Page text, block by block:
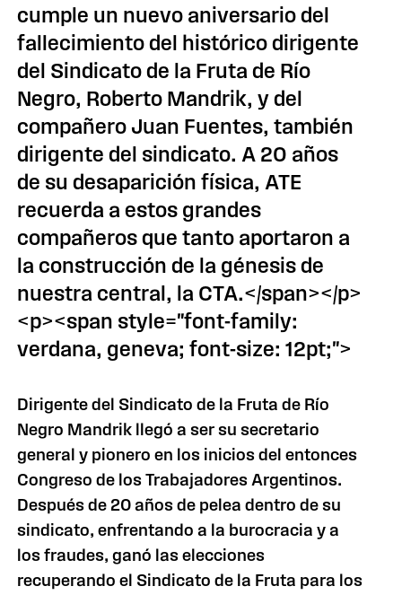
cumple un nuevo aniversario del
fallecimiento del histórico dirigente
del Sindicato de la Fruta de Río
Negro, Roberto Mandrik, y del
compañero Juan Fuentes, también
dirigente del sindicato. A 20 años
de su desaparición física, ATE
recuerda a estos grandes
compañeros que tanto aportaron a
la construcción de la génesis de
nuestra central, la CTA.</span></p>
<p><span style="font-family:
verdana, geneva; font-size: 12pt;">
Dirigente del Sindicato de la Fruta de Río
Negro Mandrik llegó a ser su secretario
general y pionero en los inicios del entonces
Congreso de los Trabajadores Argentinos.
Después de 20 años de pelea dentro de su
sindicato, enfrentando a la burocracia y a
los fraudes, ganó las elecciones
recuperando el Sindicato de la Fruta para los